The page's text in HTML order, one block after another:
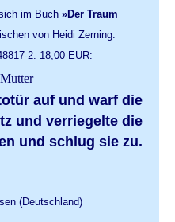
im Buch »Der Traum
von Heidi Zerning.
2. 18,00 EUR:
auf und warf die
und verriegelte die
und schlug sie zu.
(Deutschland)